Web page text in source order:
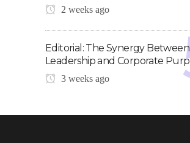
2 weeks ago
Editorial: The Synergy Between
Leadership and Corporate
3 weeks ago